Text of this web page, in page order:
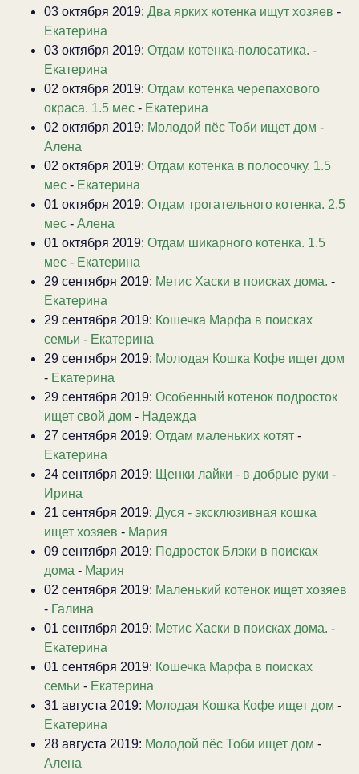
03 октября 2019: Два ярких котенка ищут хозяев -
Екатерина
03 октября 2019: Отдам котенка-полосатика. -
Екатерина
02 октября 2019: Отдам котенка черепахового
окраса. 1.5 мес - Екатерина
02 октября 2019: Молодой пёс Тоби ищет дом -
Алена
02 октября 2019: Отдам котенка в полосочку. 1.5
мес - Екатерина
01 октября 2019: Отдам трогательного котенка. 2.5
мес - Алена
01 октября 2019: Отдам шикарного котенка. 1.5
мес - Екатерина
29 сентября 2019: Метис Хаски в поисках дома. -
Екатерина
29 сентября 2019: Кошечка Марфа в поисках
семьи - Екатерина
29 сентября 2019: Молодая Кошка Кофе ищет дом
- Екатерина
29 сентября 2019: Особенный котенок подросток
ищет свой дом - Надежда
27 сентября 2019: Отдам маленьких котят -
Екатерина
24 сентября 2019: Щенки лайки - в добрые руки -
Ирина
21 сентября 2019: Дуся - эксклюзивная кошка
ищет хозяев - Мария
09 сентября 2019: Подросток Блэки в поисках
дома - Мария
02 сентября 2019: Маленький котенок ищет хозяев
- Галина
01 сентября 2019: Метис Хаски в поисках дома. -
Екатерина
01 сентября 2019: Кошечка Марфа в поисках
семьи - Екатерина
31 августа 2019: Молодая Кошка Кофе ищет дом -
Екатерина
28 августа 2019: Молодой пёс Тоби ищет дом -
Алена